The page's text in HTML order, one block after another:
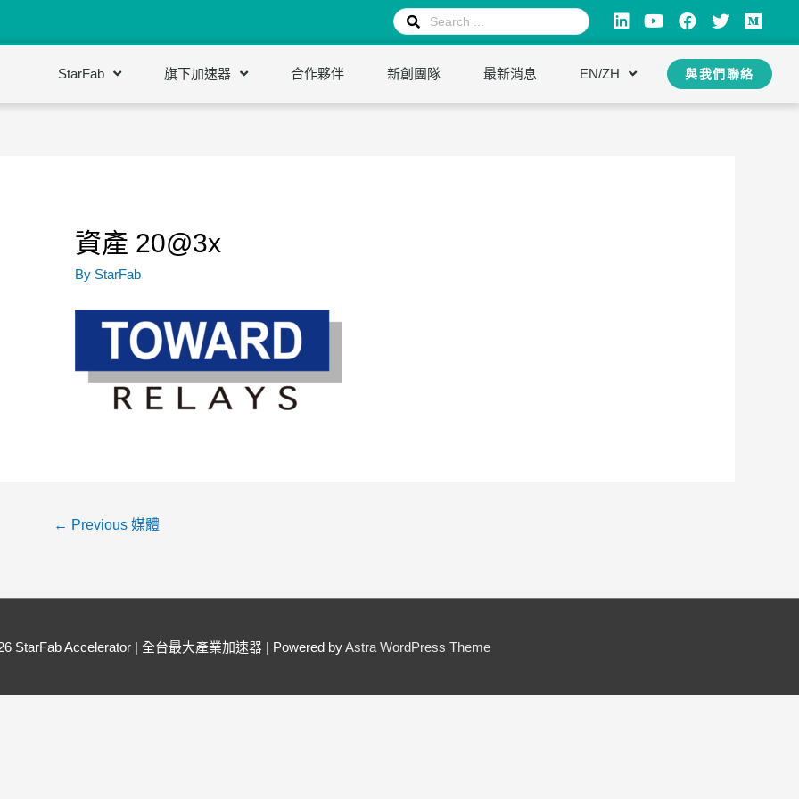
StarFab 旗下加速器 合作夥伴 新創團隊 最新消息 EN/ZH 與我們聯絡
資產 20@3x
By StarFab
← Previous 媒體
StarFab Accelerator | 全台最大產業加速器| Powered byAstra WordPress Theme